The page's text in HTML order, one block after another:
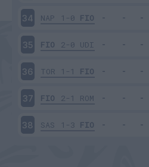
34 NAP 1-0 FIO
35 FIO 2-0 UDI
36 TOR 1-1 FIO
37 FIO 2-1 ROM
38 SAS 1-3 FIO